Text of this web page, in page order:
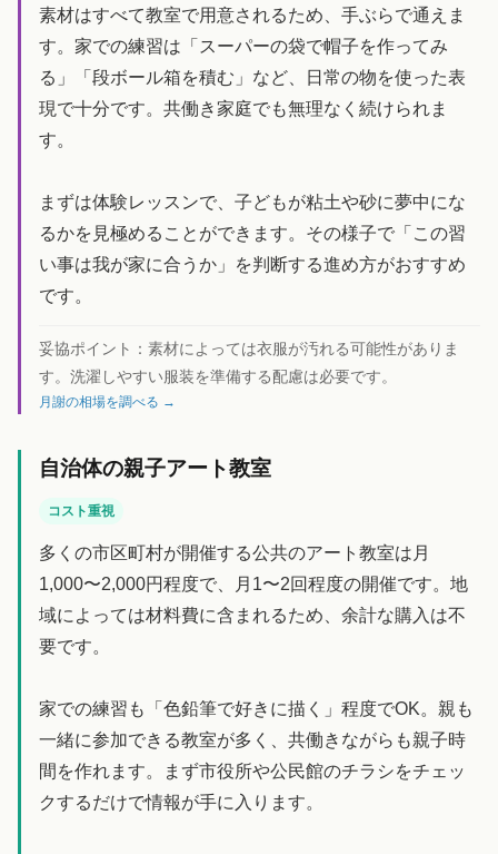
素材はすべて教室で用意されるため、手ぶらで通えま
す。家での練習は「スーパーの袋で帽子を作ってみ
る」「段ボール箱を積む」など、日常の物を使った表
現で十分です。共働き家庭でも無理なく続けられま
す。
まずは体験レッスンで、子どもが粘土や砂に夢中にな
るかを見極めることができます。その様子で「この習
い事は我が家に合うか」を判断する進め方がおすすめ
です。
妥協ポイント： 素材によっては衣服が汚れる可能性がありま
す。洗濯しやすい服装を準備する配慮は必要です。
月謝の相場を調べる →
自治体の親子アート教室
コスト重視
多くの市区町村が開催する公共のアート教室は月
1,000〜2,000円程度で、月1〜2回程度の開催です。地
域によっては材料費に含まれるため、余計な購入は不
要です。
家での練習も「色鉛筆で好きに描く」程度でOK。親も
一緒に参加できる教室が多く、共働きながらも親子時
間を作れます。まず市役所や公民館のチラシをチェッ
クするだけで情報が手に入ります。